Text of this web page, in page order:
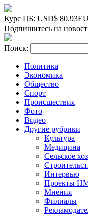
Курс ЦБ: USD$ 80.93
Подпишитесь на
Поиск:
Политика
Экономика
Общество
Спорт
Происшествия
Фото
Видео
Другие рубрики
Культура
Медицина
Сельское
Интервью
Проекты
Мнения
Филиалы